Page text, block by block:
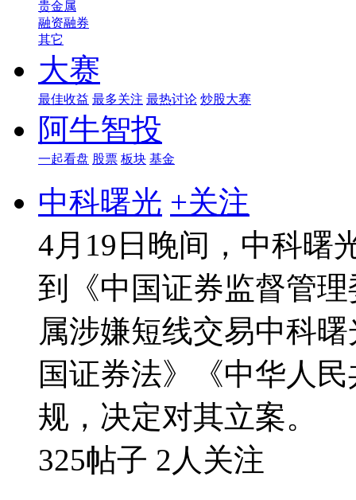
贵金属
融资融券
其它
大赛
最佳收益 最多关注 最热讨论 炒股大赛
阿牛智投
一起看盘 股票 板块 基金
中科曙光 +关注
4月19日晚间，中科曙
到《中国证券监督管
属涉嫌短线交易中科
国证券法》《中华人
规，决定对其立案。
325帖子 2人关注